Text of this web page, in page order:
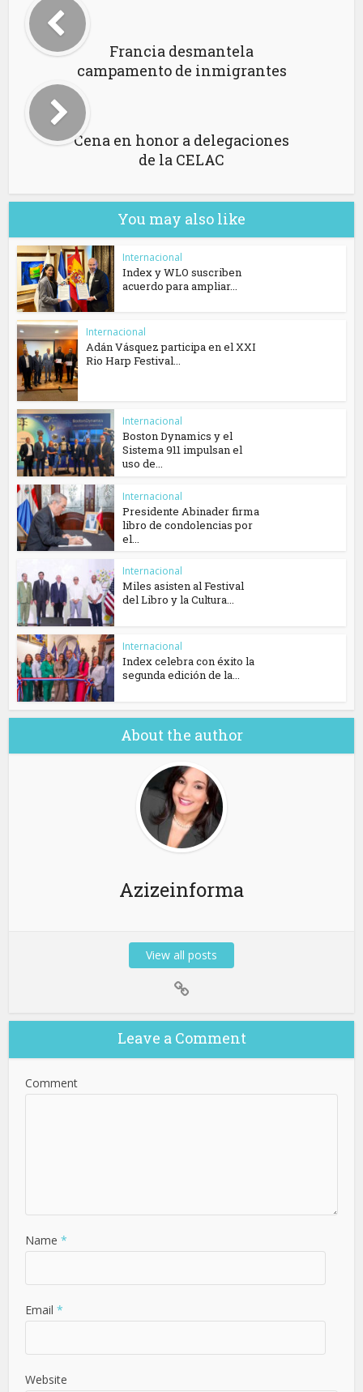
Francia desmantela
campamento de inmigrantes
Cena en honor a delegaciones
de la CELAC
You may also like
Internacional
Index y WLO suscriben
acuerdo para ampliar...
Internacional
Adán Vásquez participa en el XXI
Rio Harp Festival...
Internacional
Boston Dynamics y el
Sistema 911 impulsan el
uso de...
Internacional
Presidente Abinader firma
libro de condolencias por
el...
Internacional
Miles asisten al Festival
del Libro y la Cultura...
Internacional
Index celebra con éxito la
segunda edición de la...
About the author
Azizeinforma
View all posts
Leave a Comment
Comment
Name *
Email *
Website